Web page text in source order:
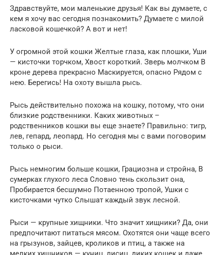
Здравствуйте, мои маленькие друзья! Как вы думаете, с
кем я хочу вас сегодня познакомить? Думаете с милой
ласковой кошечкой? А вот и нет!
У огромной этой кошки Желтые глаза, как плошки, Уши
— кисточки торчком, Хвост короткий. Зверь молчком В
кроне дерева прекрасно Маскируется, опасно Рядом с
нею. Берегись! На охоту вышла рысь.
Рысь действительно похожа на кошку, потому, что они
близкие родственники. Каких животных –
родственников кошки вы еще знаете? Правильно: тигр,
лев, гепард, леопард. Но сегодня мы с вами поговорим
только о рыси.
Рысь немногим больше кошки, Грациозна и стройна, В
сумерках глухого леса Словно тень скользит она,
Пробирается бесшумно Потаенною тропой, Ушки с
кисточками чутко Слышат каждый звук лесной.
Рыси — крупные хищники. Что значит хищники? Да, они
предпочитают питаться мясом. Охотятся они чаще всего
на грызунов, зайцев, кроликов и птиц, а также на